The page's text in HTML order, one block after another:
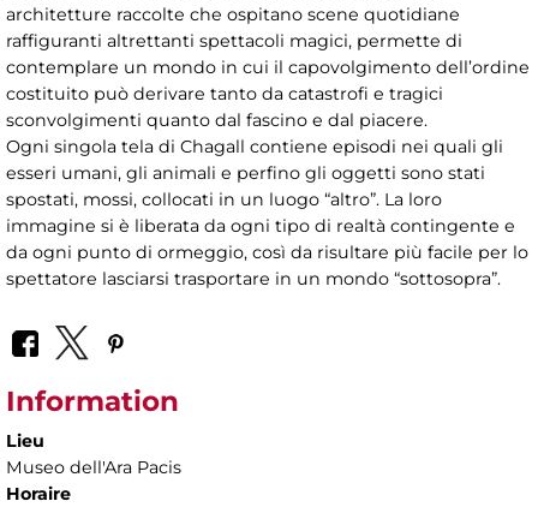
architetture raccolte che ospitano scene quotidiane
raffiguranti altrettanti spettacoli magici, permette di
contemplare un mondo in cui il capovolgimento dell’ordine
costituito può derivare tanto da catastrofi e tragici
sconvolgimenti quanto dal fascino e dal piacere.
Ogni singola tela di Chagall contiene episodi nei quali gli
esseri umani, gli animali e perfino gli oggetti sono stati
spostati, mossi, collocati in un luogo “altro”. La loro
immagine si è liberata da ogni tipo di realtà contingente e
da ogni punto di ormeggio, così da risultare più facile per lo
spettatore lasciarsi trasportare in un mondo “sottosopra”.
Information
Lieu
Museo dell'Ara Pacis
Horaire